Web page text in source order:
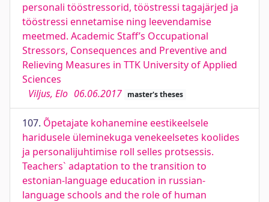
personali tööstressorid, tööstressi tagajärjed ja
tööstressi ennetamise ning leevendamise
meetmed. Academic Staff’s Occupational
Stressors, Consequences and Preventive and
Relieving Measures in TTK University of Applied
Sciences
Viljus, Elo 06.06.2017 master's theses
107. Õpetajate kohanemine eestikeelsele
haridusele üleminekuga venekeelsetes koolides
ja personalijuhtimise roll selles protsessis.
Teachers` adaptation to the transition to
estonian-language education in russian-
language schools and the role of human